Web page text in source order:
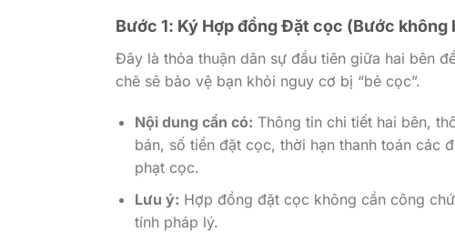
Bước 1: Ký Hợp đồng Đặt cọc (Bước
Đây là thỏa thuận dân sự đầu tiên giữa hai bên
chẽ sẽ bảo vệ bạn khỏi nguy cơ bị “bẻ cọc”.
Nội dung cần có: Thông tin chi tiết hai bên,
bán, số tiền đặt cọc, thời hạn thanh toán các
phạt cọc.
Lưu ý: Hợp đồng đặt cọc không cần công
tính pháp lý.